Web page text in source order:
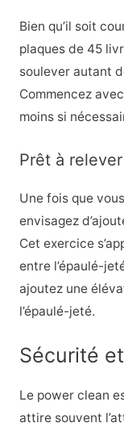
Bien qu’il soit
plaques de 45
soulever autant
Commencez
moins si
Prêt à
Une fois que
envisagez
Cet exercice
entre l’épaulé-
ajoutez une
l’épaulé-jeté.
Sécurité
Le power clean
attire souvent